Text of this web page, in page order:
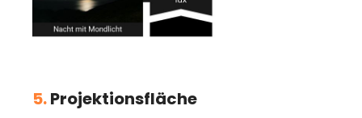
5.Projektionsfläche